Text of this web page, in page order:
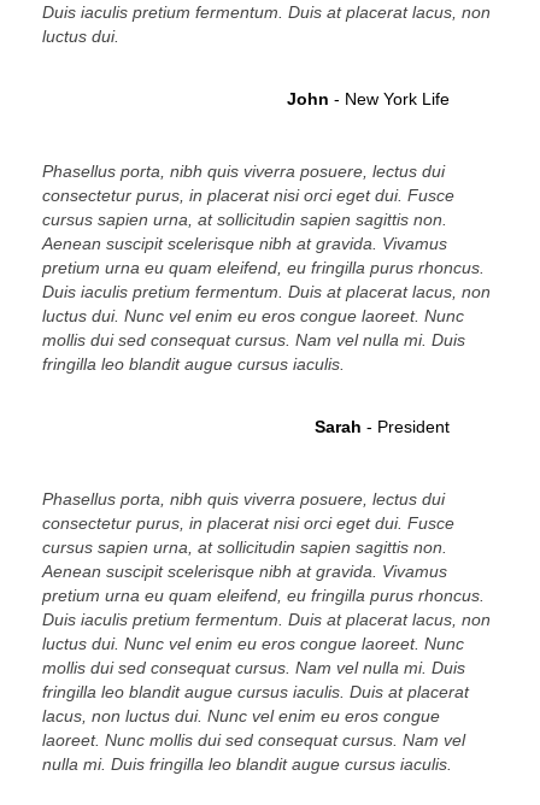
Duis iaculis pretium fermentum. Duis at placerat lacus, non
luctus dui.
John - New York Life
Phasellus porta, nibh quis viverra posuere, lectus dui
consectetur purus, in placerat nisi orci eget dui. Fusce
cursus sapien urna, at sollicitudin sapien sagittis non.
Aenean suscipit scelerisque nibh at gravida. Vivamus
pretium urna eu quam eleifend, eu fringilla purus rhoncus.
Duis iaculis pretium fermentum. Duis at placerat lacus, non
luctus dui. Nunc vel enim eu eros congue laoreet. Nunc
mollis dui sed consequat cursus. Nam vel nulla mi. Duis
fringilla leo blandit augue cursus iaculis.
Sarah - President
Phasellus porta, nibh quis viverra posuere, lectus dui
consectetur purus, in placerat nisi orci eget dui. Fusce
cursus sapien urna, at sollicitudin sapien sagittis non.
Aenean suscipit scelerisque nibh at gravida. Vivamus
pretium urna eu quam eleifend, eu fringilla purus rhoncus.
Duis iaculis pretium fermentum. Duis at placerat lacus, non
luctus dui. Nunc vel enim eu eros congue laoreet. Nunc
mollis dui sed consequat cursus. Nam vel nulla mi. Duis
fringilla leo blandit augue cursus iaculis. Duis at placerat
lacus, non luctus dui. Nunc vel enim eu eros congue
laoreet. Nunc mollis dui sed consequat cursus. Nam vel
nulla mi. Duis fringilla leo blandit augue cursus iaculis.